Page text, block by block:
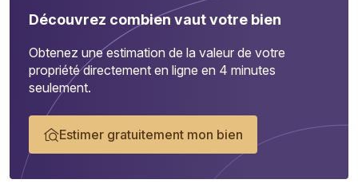
Découvrez combien vaut votre bien
Obtenez une estimation de la valeur de votre
propriété directement en ligne en 4 minutes
seulement.
Estimer gratuitement mon bien